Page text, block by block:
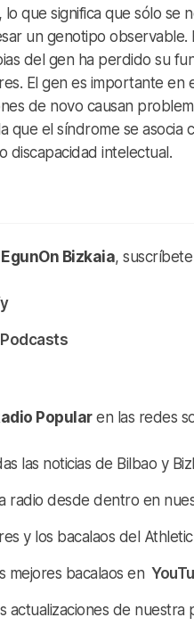
lo que significa que sólo se
un genotipo observable.
del gen ha perdido su
El gen es importante
de novo causan
que el síndrome se asocia
discapacidad intelectual.
EgunOn Bizkaia,
Popularen las redes
las noticias de Bilbao y
radio desde dentro en
y los bacalaos del Athletic
mejores bacalaos en
actualizaciones de